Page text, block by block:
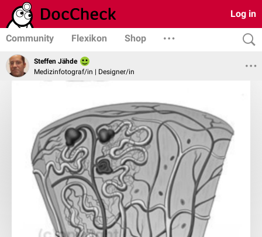
Log in
Community Flexikon Shop
Steffen Jähde
Medizinfotograf/in | Designer/in